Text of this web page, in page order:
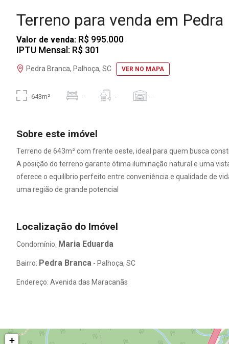
Terreno para venda em
Valor de venda: R$ 995.000
IPTU Mensal: R$ 301
Pedra Branca, Palhoça, SC VER NO MAPA
643m² - - -
Sobre este imóvel
Terreno de 643m² com frente oeste, ideal para quem busca
A posição do terreno garante ótima iluminação natural e uma
oferece o equilíbrio perfeito entre conveniência e qualidade de
uma região de grande potencial
Localização do Imóvel
Condomínio: Maria Eduarda
Bairro: Pedra Branca - Palhoça, SC
Endereço: Avenida das Maracanãs
+